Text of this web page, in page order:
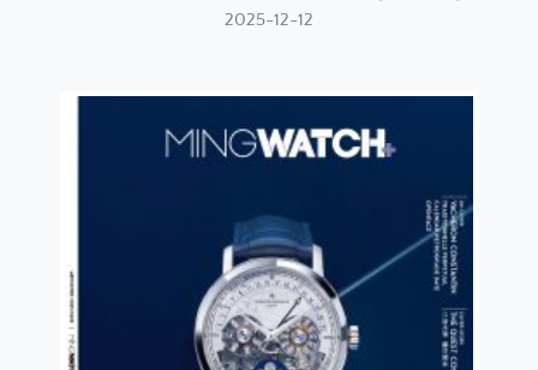
2025-12-12